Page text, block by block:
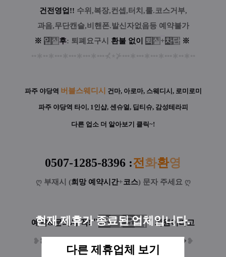
현재 제휴가 종료된 업체입니다.
다른 제휴업체 보기
건전영업!! 수위,복장,컨셉,터치,룰.코스거부,
과음,무단캔슬,비핸폰.발신자없음등 예약불가
※ 입 실 후: 퇴폐요구시 환불 없이 퇴 실 +차단 ※
파주 야당역 버블스웨디시 건마, 아로마, 스웨디시, 로미로미
파주 야당역 타이, 1인샵, 센슈얼, 딥티슈, 감성테라피
다른 업소 더 알아보기 클릭~!
0507-1285-8396 :전화환영
ღ 부재시 (희망 예약시간+코스) 문자 주세요 ღ
예약&문의시 꼭! "요기요기" 회원이라고
❥ ❥ ❥ ❥